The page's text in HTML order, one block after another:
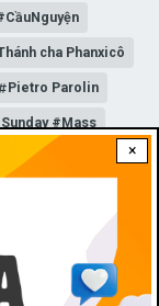
×
cha Phanxicô
Pietro Parolin
#Mass
General Audience